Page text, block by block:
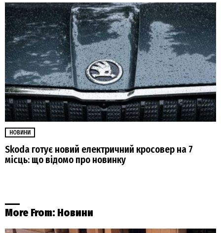
НОВИНИ
Skoda готує новий електричний кросовер на 7
місць: що відомо про новинку
More From: Новини